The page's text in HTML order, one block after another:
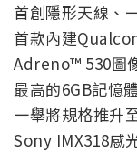
首創隱形天線、
首款內建
Adreno™ 530圖
最高的6GB記憶
一舉將規格推升
Sony IMX318感